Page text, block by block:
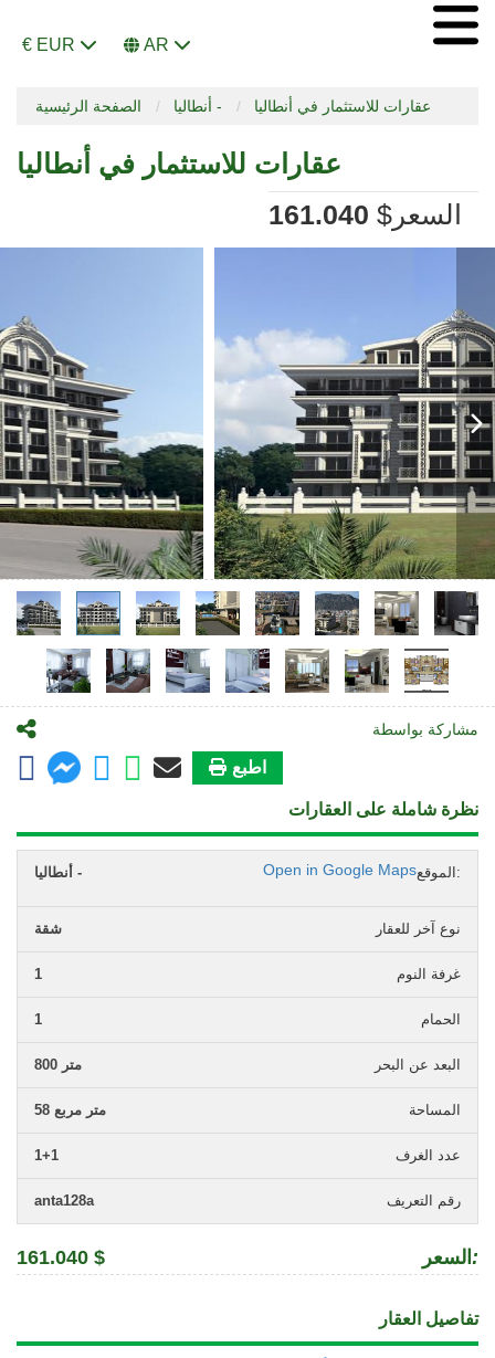
€ EUR AR
الصفحة الرئيسية أنطاليا - عقارات للاستثمار في أنطاليا
عقارات للاستثمار في أنطاليا
السعر
161.040 $
مشاركة بواسطة
اطبع
نظرة شاملة على العقارات
الموقع: أنطاليا - Open in Google Maps
نوع آخر للعقار شقة
غرفة النوم 1
الحمام 1
البعد عن البحر 800 متر
المساحة 58 متر مربع
عدد الغرف 1+1
رقم التعريف anta128a
السعر :
161.040 $
تفاصيل العقار